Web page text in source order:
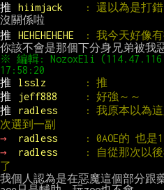
推
hiimjack
: 還以為是打
推
HEHEHEHEHE
: 我今天好像
※ 編輯: NozoxEli
推
lsslz
: 推
推
jeff888
: 好強～～
推
radless
: 我原本以為這
次選到一副
→
radless
: 0AOE的 也是
→
radless
: 自從那次以
了
我個人認為是在惡魔這個部分跟